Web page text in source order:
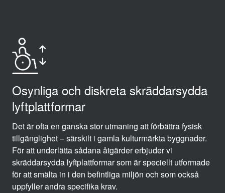
Osynliga och diskreta skräddarsydda
lyftplattformar
Det är ofta en ganska stor utmaning att förbättra fysisk
tillgänglighet – särskilt i gamla kulturmärkta byggnader.
För att underlätta sådana åtgärder erbjuder vi
skräddarsydda lyftplattformar som är speciellt utformade
för att smälta in i den befintliga miljön och som också
uppfyller andra specifika krav.